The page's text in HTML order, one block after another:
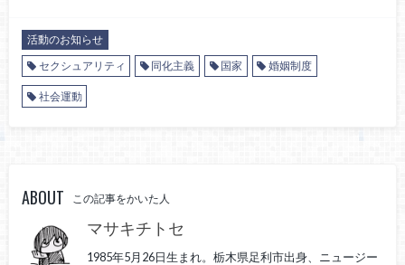
活動のお知らせ
セクシュアリティ
同化主義 国家 婚姻制度
社会運動
ABOUT この記事をかいた人
マサキチトセ
1985年5月26日生まれ。栃木県足利市出身、ニュージー